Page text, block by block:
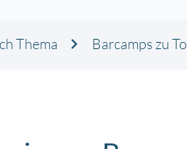
Thema Barcamps zu